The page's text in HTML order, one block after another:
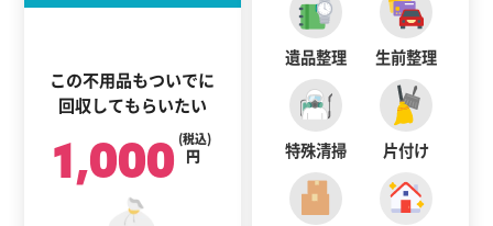
この不用品もついでに
回収してもらいたい
1,000 円
(税込)
遺品整理 生前整理
特殊清掃 片付け